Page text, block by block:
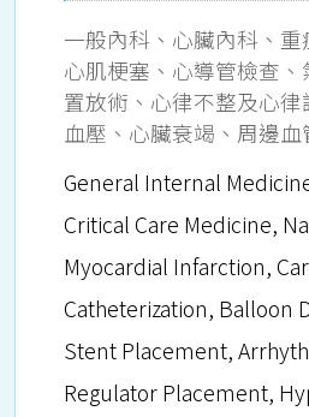
一般內科、心臟內科、
心肌梗塞、心導管檢查
置放術、心律不整及心
血壓、心臟衰竭、周邊血
General Internal
Critical Care Medicine,
Myocardial Infarction,
Catheterization, Balloon
Stent Placement,
Regulator Placement,